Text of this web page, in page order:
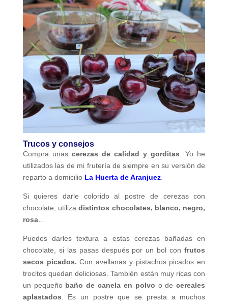
Trucos y consejos
Compra unas cerezas de calidad y gorditas . Yo he
utilizados las de mi frutería de siempre en su versión de
reparto a domicilio La Huerta de Aranjuez.
Si quieres darle colorido al postre de cerezas con
chocolate, utilizadistintos chocolates, blanco, negro,
rosa…
Puedes darles textura a estas cerezas bañadas en
chocolate, si las pasas después por un bol confrutos
secos picados. Con avellanas y pistachos picados en
trocitos quedan deliciosas. También están muy ricas con
un pequeño baño de canela en polvo o de cereales
aplastados . Es un postre que se presta a muchos